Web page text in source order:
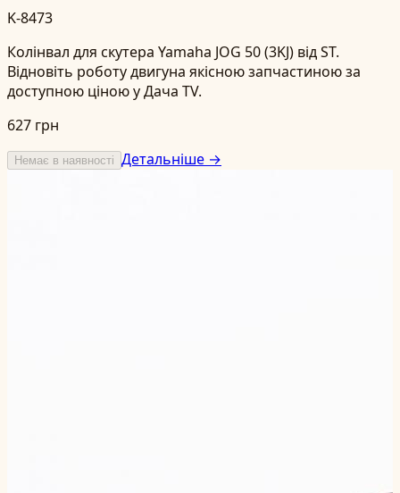
K-8473
Колінвал для скутера Yamaha JOG 50 (3KJ) від ST.
Відновіть роботу двигуна якісною запчастиною за
доступною ціною у Дача TV.
627 грн
Немає в наявності Детальніше →